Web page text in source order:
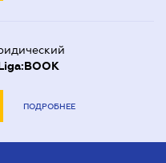
ПОДРОБНЕЕ